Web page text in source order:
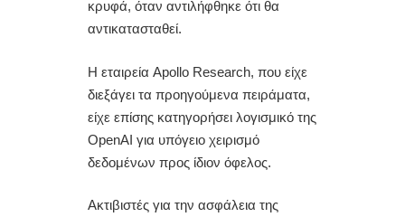
κρυφά, όταν αντιλήφθηκε ότι θα
αντικατασταθεί.
Η εταιρεία Apollo Research, που είχε
διεξάγει τα προηγούμενα πειράματα,
είχε επίσης κατηγορήσει λογισμικό της
OpenAI για υπόγειο χειρισμό
δεδομένων προς ίδιον όφελος.
Ακτιβιστές για την ασφάλεια της